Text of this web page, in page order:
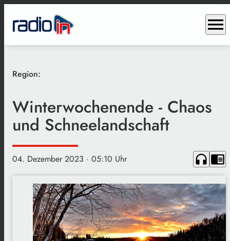
menu
Region:
Winterwochenende - Chaos
und Schneelandschaft
04. Dezember 2023 · 05:10 Uhr headphones chrome_reader_mode